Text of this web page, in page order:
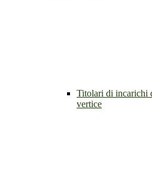
Titolari di incarichi
vertice